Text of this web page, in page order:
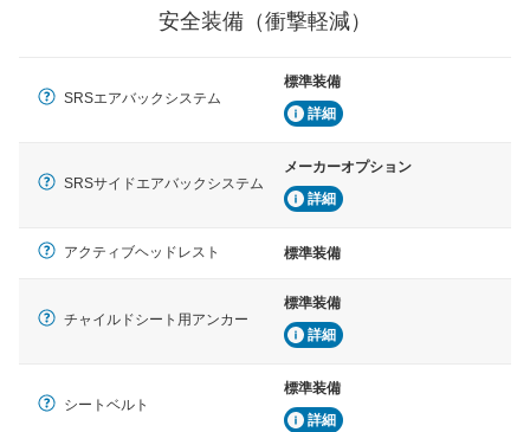
安全装備（衝撃軽減）
SRSエアバックシステム
標準装備
詳細
SRSサイドエアバックシステム
メーカーオプション
詳細
アクティブヘッドレスト 標準装備
チャイルドシート用アンカー
標準装備
詳細
シートベルト
標準装備
詳細